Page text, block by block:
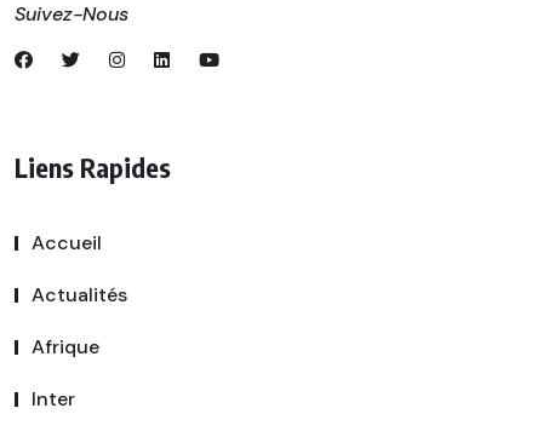
Suivez-Nous
Liens Rapides
Accueil
Actualités
Afrique
Inter